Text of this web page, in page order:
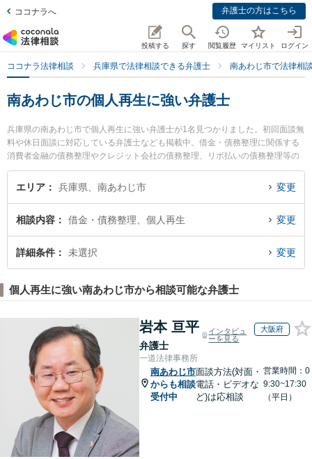
ココナラへ 弁護士の方はこちら
投稿する 探す 閲覧履歴 マイリスト ログイン
ココナラ法律相談 兵庫県で法律相談できる弁護士 南あわじ市で法律相
南あわじ市の個人再生に強い弁護士
兵庫県の南あわじ市で個人再生に強い弁護士が1名見つかりました。初回面談無
料や休日面談に対応している弁護士なども掲載中。借金・債務整理に関係する
消費者金融の債務整理やクレジット会社の債務整理、リボ払いの債務整理等の
細かな分野での絞り込み検索もでき便利です。特にあわじみらい法律会計事務
所の河津 昂輝弁護士のプロフィール情報や弁護士費用、強みなどが注目されて
います。『南あわじ市で土日や夜間に発生した個人再生のトラブルを今すぐに
検索したい』『初回相談無料で個人再生を法律相談できる南あわじ市内の弁護
士に相談予約したい』などでお困りの相談者さんにおすすめです。
エリア 兵庫県、南あわじ市 変更
相談内容 借金・債務整理、個人再生 変更
詳細条件 未選択 変更
個人再生に強い南あわじ市から相談可能な弁護士
岩本 亘平
弁護士
インタビュ
ーを見る
大阪府
一道法律事務所
南あわじ市
からも相談
受付中
面談方法(対面・
電話・ビデオな
ど)は応相談
営業時間：0
9:30~17:30
（平日）